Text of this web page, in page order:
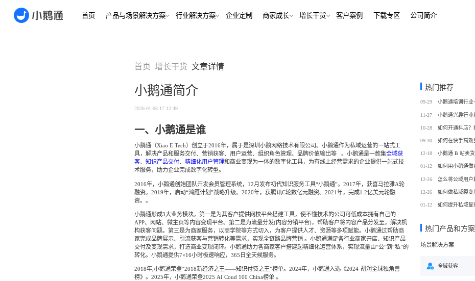
首页 产品与场景解决方案
实时私域带货
私域销转/私域带货/实时互动工具
经营全链路数据洞察，公域私域打
通
产品
全行业全场景私域开店解决方案 针对私域运营的一站式供应链解决
方案
社群圈子
深度链接粉丝，高品质社群运营
企业培训系统，员工培训、考试全
行业解决方案
金融/财经行业
培训机构私域销转一站式解决方案
内容交付、用户留存、复购裂变全
支持
考公考研、专升本、出国留学等一
早教启蒙
打通招生-营期-家校链路闭环，实现
长期增长
美业连锁
域新标准
企业服务私域营销解决方案，提供
稳定运营工具
为政府机构、事业单位、央国企等
提供数字化解决方案
社区团购
经营难题
私域电商
私域电商系统，全链路私域增长解
决方案
企业定制 商家成长 增长干货 客户案例
首页 增长干货 文章详情
小鹅通简介
2026-01-06 17:12:49
一、小鹅通是谁
小鹅通（Xiao E Tech）创立于2016年，属于是深圳小鹅网络技术有限公司。小鹅通作为私域运营的一站式工
具，解决产品和服务交付、营销获客、用户运营、组织角色管理、品牌价值输出等
。小鹅通是一款集全域获
客、知识产品交付、精细化用户管理和商业变现为一体的数字化工具，为有线上经营需求的企业提供一站式技
术服务，助力企业完成数字化转型。
2016年，小鹅通创始团队开发会员管理系统，12月发布初代知识服务工具“小鹅通”。2017年，获喜马拉雅A轮
融资。2019年，启动“鸿雁计划”战略升级。2020年，获腾讯C轮数亿元融资。2021年，完成1.2亿美元轮融
资。。
小鹅通形成3大业务模块。第一是为其客户提供网校平台搭建工具，使不懂技术的公司可低成本拥有自己的
APP、网站、微主页等内容变现平台。第二是为流量分发(内容分销平台)，帮助客户将内容产品分发至，解决机
构获客问题。第三是为商家服务，以商学院等方式切入，为客户提供人才、资源等多项赋能。小鹅通过帮助商
家完成品牌展示、引流获客与营销转化等需求，实现全链路品牌营销 。小鹅通满足各行业商家开店、知识产品
交付及变现需求，打造商业变现闭环。小鹅通助力各商家客户搭建起精细化运营体系，实现流量由“公”到“私”的
转化。小鹅通提供7×16小时极速响应，365日全天候服务。
2018年,小鹅通荣登“2018新经济之王——知识付费之王”榜单。2024年，小鹅通入选《2024·胡润全球独角兽
榜》。2025年，小鹅通荣登2025 AI Coud 100 China榜单 。
热门推荐
09-29
11-27
10-28
09-30
12-18
01-12 如何用小鹅通做
12-26 怎么将公域用户
12-26 如何做私域裂变
01-12 如何提升私域复
热门产品和方案
场景解决方案
全域获客